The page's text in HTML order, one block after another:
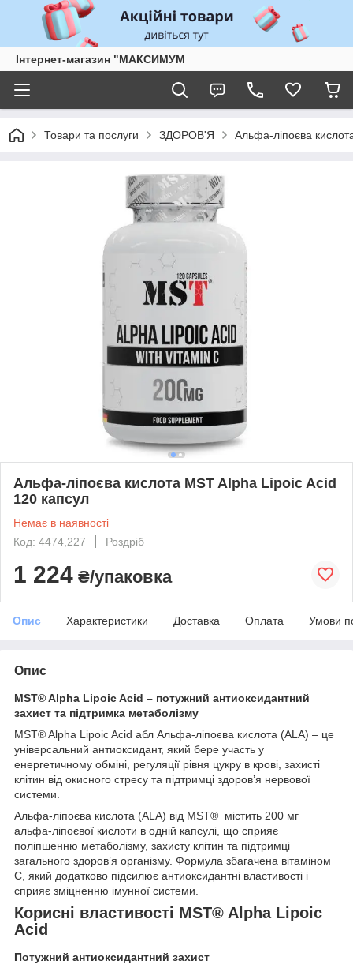
Інтернет-магазин "МАКСИМУМ
Товари та послуги ЗДОРОВ'Я Альфа-ліпоєва
Альфа-ліпоєва кислота MST Alpha Lipoic Acid
120 капсул
Немає в наявності
Код: 4474,227
Роздріб
1 224 ₴/упаковка
Опис Характеристики Доставка Оплата Умови
Опис
MST® Alpha Lipoic Acid – потужний антиоксидантний
захист та підтримка метаболізму
MST® Alpha Lipoic Acid абл Альфа-ліпоєва кислота (ALA) – це
універсальний антиоксидант, який бере участь у
енергетичному обміні, регуляції рівня цукру в крові, захисті
клітин від окисного стресу та підтримці здоров’я нервової
системи.
Альфа-ліпоєва кислота (ALA) від MST® містить 200 мг
альфа-ліпоєвої кислоти в одній капсулі, що сприяє
поліпшенню метаболізму, захисту клітин та підтримці
загального здоров’я організму. Формула збагачена вітаміном
C, який додатково підсилює антиоксидантні властивості і
сприяє зміцненню імунної системи.
Корисні властивості MST® Alpha Lipoic
Acid
Потужний антиоксидантний захист